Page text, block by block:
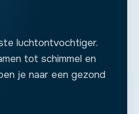
luchtontvochtiger.
tot schimmel en
je naar een gezond